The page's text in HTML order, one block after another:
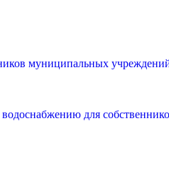
муниципальных учреждений
для